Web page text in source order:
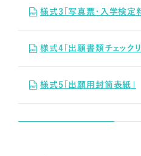
様式3「写真票・入学検定
様式4「出願書類チェックリ
様式5「出願用封筒表紙」